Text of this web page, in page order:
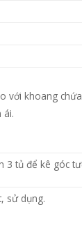
với khoang
ái.
tủ để kê góc
sử dụng.